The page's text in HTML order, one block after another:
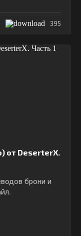
395
от DeserterX.
брони и